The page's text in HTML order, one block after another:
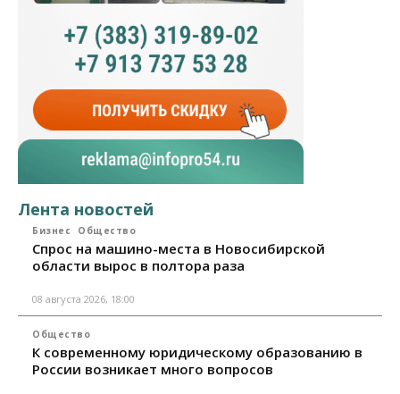
Лента новостей
Бизнес Общество
Спрос на машино-места в Новосибирской
области вырос в полтора раза
08 августа 2026, 18:00
Общество
К современному юридическому образованию в
России возникает много вопросов